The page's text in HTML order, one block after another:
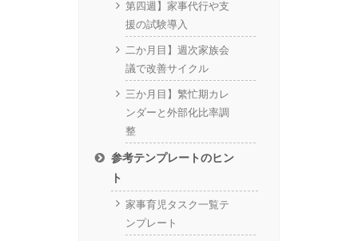
第四週】家事代行や支
援の試験導入
二か月目】週次家族会
議で改善サイクル
三か月目】繁忙期カレ
ンダーと外部化比率調
整
参考テンプレートのヒン
ト
家事育児タスク一覧テ
ンプレート